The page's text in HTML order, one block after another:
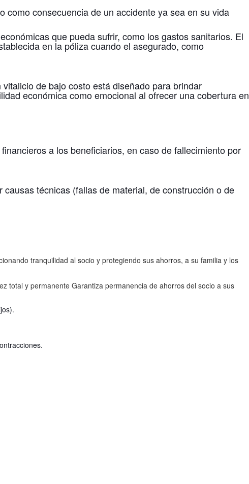
como consecuencia de un accidente ya sea en su vida
que pueda sufrir, como los gastos sanitarios. El
en la póliza cuando el asegurado, como
de bajo costo está diseñado para brindar
económica como emocional al ofrecer una cobertura en
a los beneficiarios, en caso de fallecimiento por
técnicas (fallas de material, de construcción o de
tranquilidad al socio y protegiendo sus ahorros, a su familia y los
total y permanente Garantiza permanencia de ahorros del socio a sus